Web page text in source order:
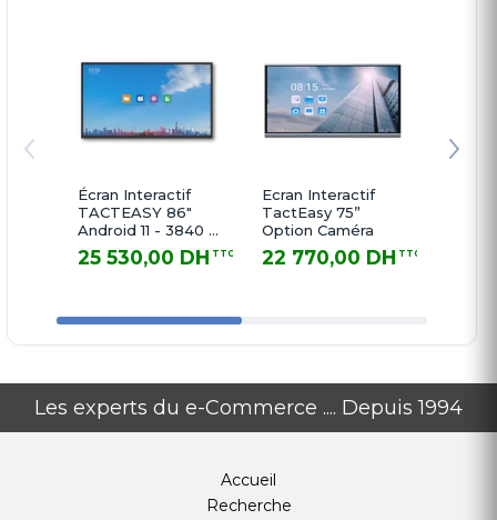
Écran Interactif
TACTEASY 86"
Android 11 - 3840 ×
2160 - 20 points
de contact + 8
25 530,00 DH TTC
Ecran Interactif
TactEasy 75”
Option Caméra
22 770,00 DH TTC
Les experts du e-Commerce .... Depuis 1994
Accueil
Recherche